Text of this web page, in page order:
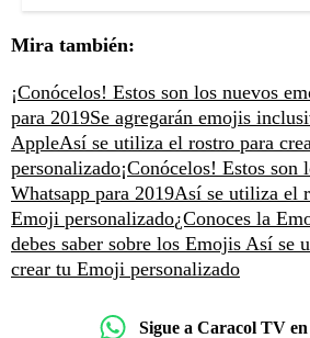
Mira también:
¡Conócelos! Estos son los nuevos
para 2019Se agregarán emojis
AppleAsí se utiliza el rostro para
personalizado¡Conócelos! Estos son
Whatsapp para 2019Así se utiliza el
Emoji personalizado¿Conoces la
debes saber sobre los Emojis Así se
crear tu Emoji personalizado
Sigue a Caracol TV